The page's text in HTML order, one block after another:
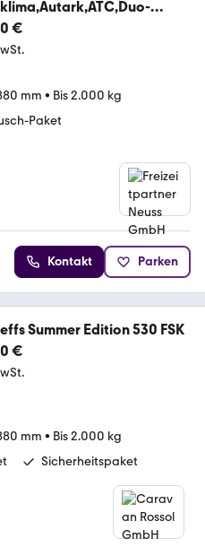
€
mm • Bis 2.000 kg
Paket
Kontakt Parken
Summer Edition 530 FSK
€
mm • Bis 2.000 kg
Sicherheitspaket